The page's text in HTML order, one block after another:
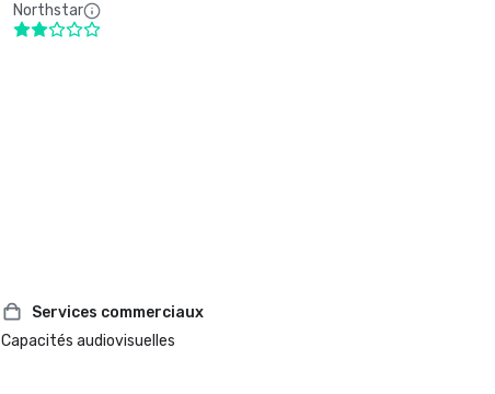
Northstar
Services commerciaux
Capacités audiovisuelles